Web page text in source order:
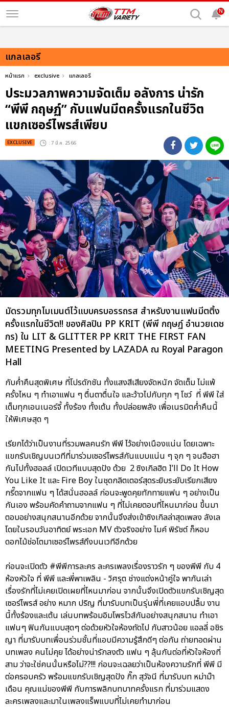
N
แกลเลอรี
หน้าแรก exclusive แกลเลอรี
ประมวลภาพความจัดเต็ม อลังการ น่ารัก
“พีพี กฤษฏ์” กับแฟนมีตครั้งแรกในชีวิต
แขกเซอร์ไพรส์เพียบ
EXCLUSIVE : 7 มี.ค. 2566
มัดรวมทุกโมเมนต์ไว้แบบครบอรรถรส สำหรับงานแฟนมีตติ้ง
ครั้งแรกในชีวิต!! ของศิลปิน PP KRIT (พีพี กฤษฏ์ อำนวยเดช
กร) ใน LIT & GLITTER PP KRIT THE FIRST FAN
MEETING Presented by LAZADA ณ Royal Paragon
Hall
กับค่ำคืนสุดพิเศษ ที่โปรดักชัน ทั้งแสงสีเสียงจัดหนัก จัดเต็ม ไม่แพ้
ครั้งไหน ๆ ทำเอาแฟน ๆ ตื่นตาตื่นใจ และว้าวไปกับทุก ๆ โชว์ ที่ พีพี ใส่
เต็มทุกเอนเนอร์จี้ ทั้งร้อง ทั้งเต้น ทั้งปล่อยพลัง เพื่อเนรมิตค่ำคืนนี้
ให้พิเศษสุด ๆ
เรียกได้ว่าเป็นงานที่รวมพลคนรัก พีพี ไว้อย่างเนืองแน่น โดยเฉพาะ
แขกรับเชิญบนเวทีที่มาร่วมเซอร์ไพรส์กันแบบแน่น ๆ จุก ๆ จนฮือฮา
กันไปทั้งฮอลล์ เปิดเวทีแบบสุดปัง ด้วย 2 ซิงเกิลฮิต I’ll Do It How
You Like It และ Fire Boy ในชุดกลิตเตอร์สุดระยิบระยับเรียกเสียง
กรี๊ดจากแฟน ๆ ได้สนั่นฮอลล์ ก่อนจะพูดคุยทักทายแฟน ๆ อย่างเป็น
กันเอง พร้อมคัดคำถามจากแฟน ๆ ที่ไม่เคยตอบที่ไหนมาก่อน ขึ้นมา
ตอบอย่างสนุกสนานอีกด้วย จากนั้นจึงส่งเข้าซิงเกิลล่าสุดเพลง ลังเล
โดยในรอบวันอาทิตย์ พระเอก MV ตัวจริงอย่าง ไมค์ พิรัชต์ ก็หอบ
ดอกไม้ช่อโตมาเซอร์ไพรส์ถึงบนเวทีอีกด้วย
ก่อนจะเปิดตัว #พีพีการละคร ละครเพลงเรื่องราวรัก ๆ ของพีพี กับ 4
ห้องหัวใจ ที่ พีพี และพี่พาเพลิน - วิศรุต ช่างแต่งหน้าคู่ใจ พากันเล่า
เรื่องรักที่ไม่เคยเปิดเผยที่ไหนมาก่อน จากนั้นจึงเปิดตัวแขกรับเชิญสุด
เซอร์ไพรส์ อย่าง หมาก ปริญ ที่มารับบทเป็นรุ่นพี่ที่เคยแอบปลื้ม งาน
นี้ทั้งร้องและเต้น เล่นบทพร้อมอิมโพรไวส์กันอย่างสนุกสนาน ทำเอา
แฟนๆ ฟินกันแบบสุดๆ ต่อด้วยหัวใจห้องถัดไป กับสาวน้อย แอลลี่ อชิร
ญา ที่มารับบทเพื่อนร่วมชั้นที่แอบมีความรู้สึกดีๆ ต่อกัน ถ่ายทอดผ่าน
บทเพลง คนไม่คุย ได้อย่างน่ารักลงตัว แฟน ๆ ลุ้นกันต่อที่หัวใจห้องที่
สาม ว่าจะใช่คนนั้นหรือไม่??!!! ก่อนจะเฉลยว่าเป็นห้องความรักที่ พีพี มี
ต่อครอบครัว พร้อมแขกรับเชิญสุดปัง กิ๊ก สุวัจนี ที่มารับบท หม่าม๊า
เดือน คุณแม่ของพีพี กับการพลิกบทบาทครั้งแรก ที่มาร่วมแสดง
ละครเพลงและมาในเพลงแร็พแบบที่ไม่เคยทำมาก่อน